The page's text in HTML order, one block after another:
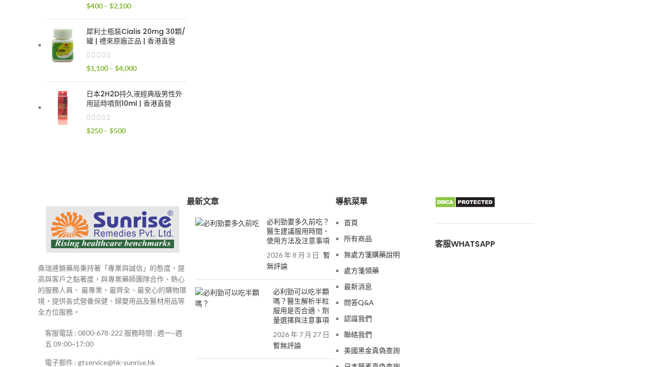
$2,000
$400 – $2,100價
範
圍：
$2,100
犀利士瓶裝Cialis 20mg 30顆/
罐 | 禮來原廠正品 | 香港直營
$1,100 – $4,000價
範
圍：
日本2H2D持久液經典版男性外
用延時噴劑10ml | 香港直營
$250 – $500價
桑瑞連鎖藥局秉持著「專業與誠信」的態度，提
高與客戶之黏著度，與專業藥師團隊合作、熱心
的服務人員、 最專業、最齊全、最安心的購物環
境，提供各式營養保健、婦嬰用品及醫材用品等
全方位服務。
客服電話 : 0800-678-222 服務時間 : 週一~週
五 09:00~17:00
電子郵件 : gtservice@hk-sunrise.hk
最新文章
必利勁要多久前吃？
醫生建議服用時間、
使用方法及注意事項
2026 年 8 月 3 日 暫
無評論
必利勁可以吃半顆
嗎？醫生解析半粒
服用是否合適、劑
量選擇與注意事項
2026 年 7 月 27 日
暫無評論
導航菜單
首頁
所有商品
無處方箋購藥說明
處方箋領藥
最新消息
問答Q&A
認識我們
聯絡我們
美國黑金真偽查詢
客服WHATSAPP